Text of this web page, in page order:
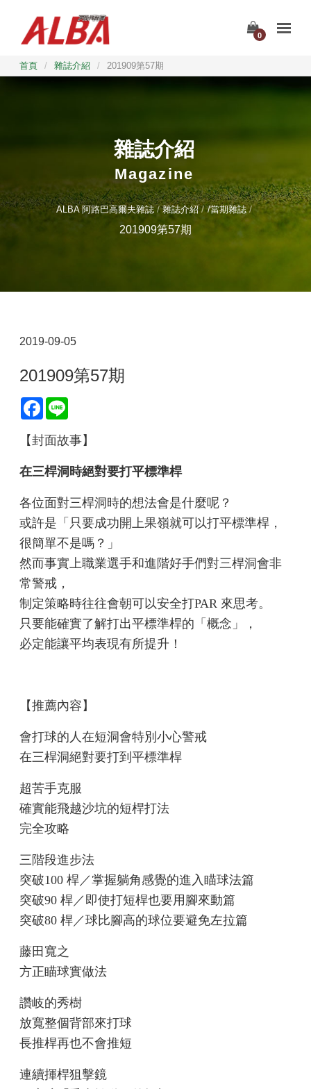
0
首頁 / 雜誌介紹 / 201909第57期
雜誌介紹
Magazine
ALBA 阿路巴高爾夫雜誌 雜誌介紹 /當期雜誌
201909第57期
2019-09-05
201909第57期
Facebook
【封面故事】
在三桿洞時絕對要打平標準桿
各位面對三桿洞時的想法會是什麼呢？
或許是「只要成功開上果嶺就可以打平標準桿，
很簡單不是嗎？」
然而事實上職業選手和進階好手們對三桿洞會非
常警戒，
制定策略時往往會朝可以安全打PAR 來思考。
只要能確實了解打出平標準桿的「概念」，
必定能讓平均表現有所提升！
【推薦內容】
會打球的人在短洞會特別小心警戒
在三桿洞絕對要打到平標準桿
超苦手克服
確實能飛越沙坑的短桿打法
完全攻略
三階段進步法
突破100 桿／掌握躺角感覺的進入瞄球法篇
突破90 桿／即使打短桿也要用腳來動篇
突破80 桿／球比腳高的球位要避免左拉篇
藤田寬之
方正瞄球實做法
讚岐的秀樹
放寬整個背部來打球
長推桿再也不會推短
連續揮桿狙擊鏡